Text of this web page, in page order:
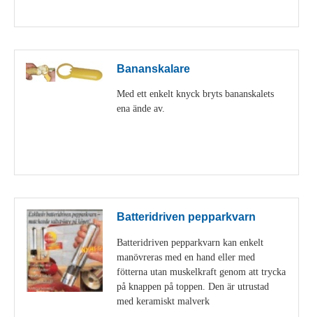
Bananskalare
Med ett enkelt knyck bryts bananskalets
ena ände av.
Batteridriven pepparkvarn
Batteridriven pepparkvarn kan enkelt
manövreras med en hand eller med
fötterna utan muskelkraft genom att trycka
på knappen på toppen. Den är utrustad
med keramiskt malverk